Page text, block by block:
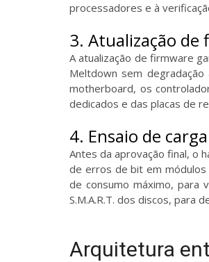
processadores e à
3. Atualização
A atualização de firmware
Meltdown sem
motherboard, os
dedicados e das placas de
4. Ensaio de
Antes da aprovação final, o
de erros de bit em módulos
de consumo máximo, para
S.M.A.R.T. dos discos, para
Arquitetura